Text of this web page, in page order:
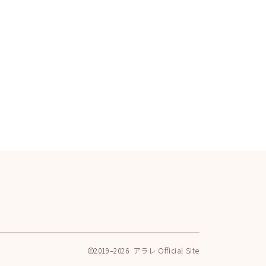
2019–2026 アラレ Official Site